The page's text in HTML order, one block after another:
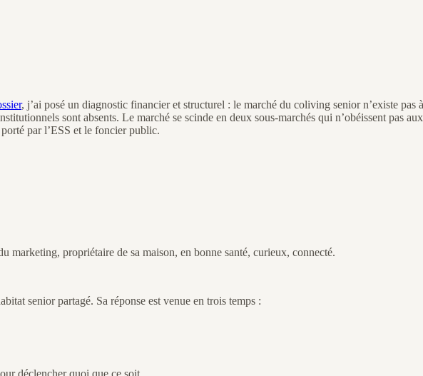
, j’ai posé un diagnostic financier et structurel : le marché du coliving senior n’existe
sont absents. Le marché se scinde en deux sous-marchés qui n’obéissent pas
par l’ESS et le foncier public.
marketing, propriétaire de sa maison, en bonne santé, curieux, connecté.
senior partagé. Sa réponse est venue en trois temps :
déclencher quoi que ce soit.